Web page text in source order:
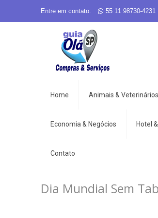
Entre em contato: 55 11 98730-4231
Home Animais & Veterinários
Economia & Negócios Hotel
Contato
Dia Mundial Sem